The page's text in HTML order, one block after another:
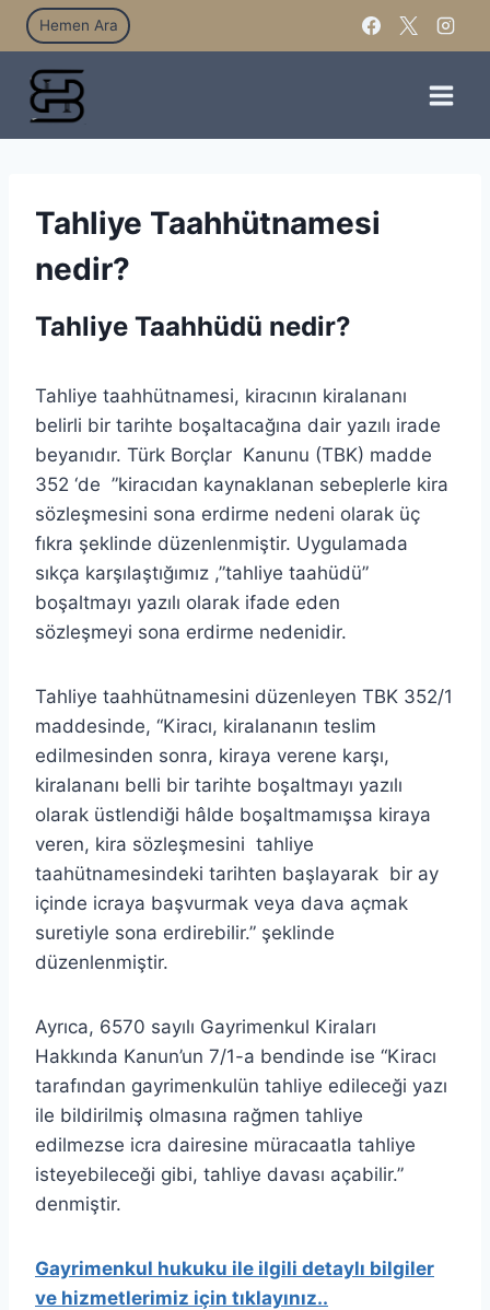
Hemen Ara
Tahliye Taahhütnamesi
nedir?
Tahliye Taahhüdü nedir?
Tahliye taahhütnamesi, kiracının kiralananı
belirli bir tarihte boşaltacağına dair yazılı irade
beyanıdır. Türk Borçlar Kanunu (TBK) madde
352 ‘de ”kiracıdan kaynaklanan sebeplerle kira
sözleşmesini sona erdirme nedeni olarak üç
fıkra şeklinde düzenlenmiştir. Uygulamada
sıkça karşılaştığımız ,”tahliye taahüdü”
boşaltmayı yazılı olarak ifade eden
sözleşmeyi sona erdirme nedenidir.
Tahliye taahhütnamesini düzenleyen TBK 352/1
maddesinde, “Kiracı, kiralananın teslim
edilmesinden sonra, kiraya verene karşı,
kiralananı belli bir tarihte boşaltmayı yazılı
olarak üstlendiği hâlde boşaltmamışsa kiraya
veren, kira sözleşmesini tahliye
taahütnamesindeki tarihten başlayarak bir ay
içinde icraya başvurmak veya dava açmak
suretiyle sona erdirebilir.” şeklinde
düzenlenmiştir.
Ayrıca, 6570 sayılı Gayrimenkul Kiraları
Hakkında Kanun’un 7/1-a bendinde ise “Kiracı
tarafından gayrimenkulün tahliye edileceği yazı
ile bildirilmiş olmasına rağmen tahliye
edilmezse icra dairesine müracaatla tahliye
isteyebileceği gibi, tahliye davası açabilir.”
denmiştir.
Gayrimenkul hukuku ile ilgili detaylı bilgiler
ve hizmetlerimiz için tıklayınız..